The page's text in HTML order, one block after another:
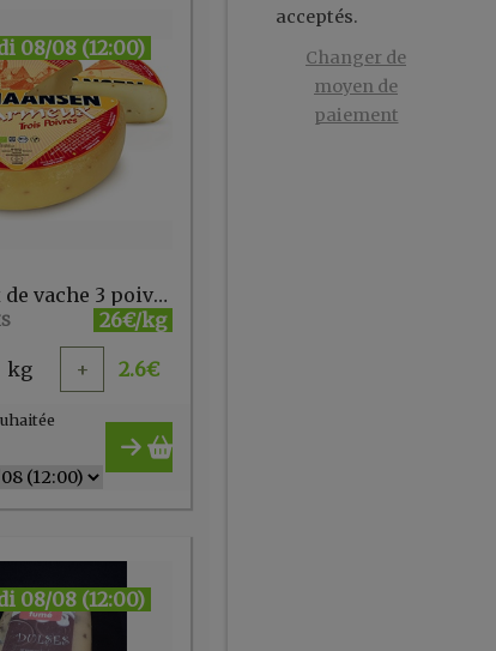
08/08 (12:00)
Charmeux de vache 3 poivres
26€/kg
kg + 2.6€
08/08 (12:00)
acceptés.
Changer de
moyen de
paiement